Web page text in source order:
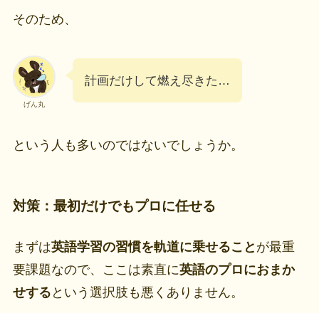
そのため、
げん丸
計画だけして燃え尽きた…
という人も多いのではないでしょうか。
対策：最初だけでもプロに任せる
まずは英語学習の習慣を軌道に乗せること が最重
要課題なので、ここは素直に英語のプロにおまか
せする という選択肢も悪くありません。